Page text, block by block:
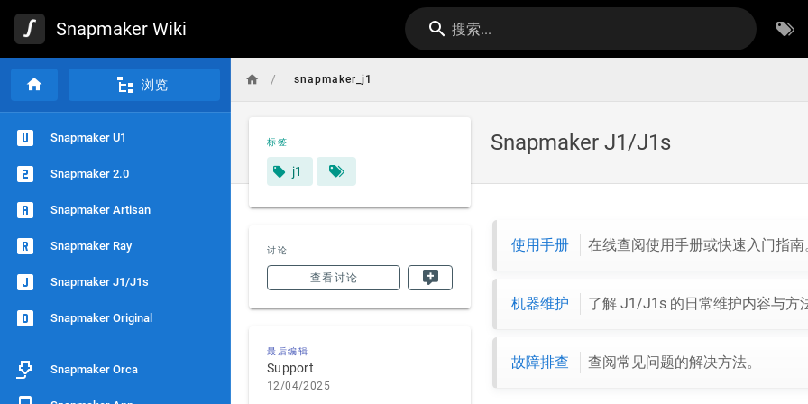
Snapmaker Wiki 搜索...
浏览
Snapmaker U1
Snapmaker 2.0
Snapmaker Artisan
Snapmaker Ray
Snapmaker J1/J1s
Snapmaker Original
Snapmaker Orca
/ snapmaker_j1
Snapmaker J1/J1s
标签
j1
讨论
查看讨论
最后编辑
Support
12/04/2025
使用手册 在线查阅使用手册或快速入门指南
机器维护 了解 J1/J1s 的日常维护内容与方
故障排查 查阅常见问题的解决方法。